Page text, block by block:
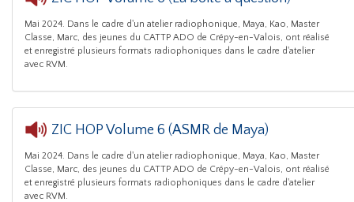
Mai 2024. Dans le cadre d'un atelier radiophonique, Maya, Kao, Master
Classe, Marc, des jeunes du CATTP ADO de Crépy-en-Valois, ont réalisé
et enregistré plusieurs formats radiophoniques dans le cadre d'atelier
avec RVM.
CATTP ADO
ZIC HOP Volume 6 (ASMR de Maya)
Mai 2024. Dans le cadre d'un atelier radiophonique, Maya, Kao, Master
Classe, Marc, des jeunes du CATTP ADO de Crépy-en-Valois, ont réalisé
et enregistré plusieurs formats radiophoniques dans le cadre d'atelier
avec RVM.
CATTP ADO Crépy-en-